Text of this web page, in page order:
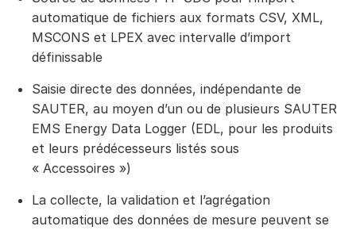
automatique de fichiers aux formats CSV, XML,
MSCONS et LPEX avec intervalle d’import
définissable
Saisie directe des données, indépendante de
SAUTER, au moyen d’un ou de plusieurs SAUTER
EMS Energy Data Logger (EDL, pour les produits
et leurs prédécesseurs listés sous
« Accessoires »)
La collecte, la validation et l’agrégation
automatique des données de mesure peuvent se